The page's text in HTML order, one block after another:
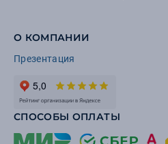
О КОМПАНИИ
Презентация
СПОСОБЫ ОПЛАТЫ